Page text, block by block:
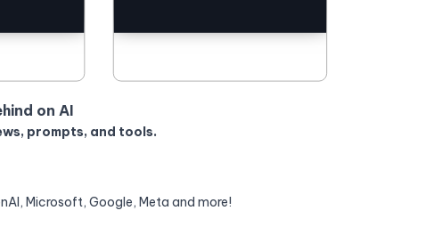
on AI
prompts, and tools.
Microsoft, Google, Meta and more!